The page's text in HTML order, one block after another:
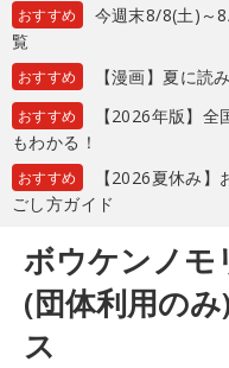
おすすめ
今週末8/8(土)～
覧
おすすめ 【漫画】夏に読
おすすめ
【2026年版】
もわかる！
おすすめ
【2026夏休み
ごし方ガイド
ボウケンノモ
(団体利用の
ス